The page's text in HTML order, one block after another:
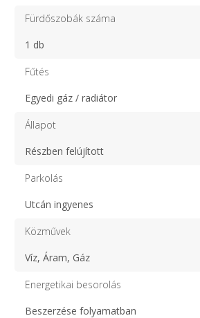
Fürdőszobák száma
1 db
Fűtés
Egyedi gáz / radiátor
Állapot
Részben felújított
Parkolás
Utcán ingyenes
Közművek
Víz, Áram, Gáz
Energetikai besorolás
Beszerzése folyamatban